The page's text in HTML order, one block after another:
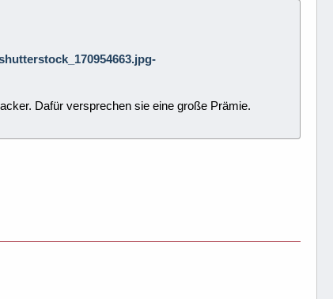
Dafür versprechen sie eine große Prämie.